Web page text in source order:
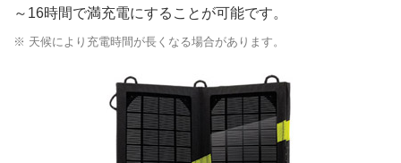
～16時間で満充電にすることが可能です。
※ 天候により充電時間が長くなる場合があります。